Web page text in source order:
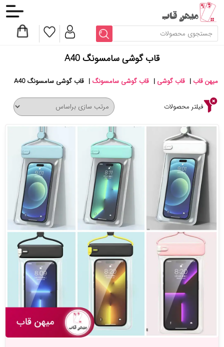
قاب گوشی سامسونگ A40
میهن قاب | قاب گوشی | قاب گوشی سامسونگ | قاب گوشی سامسونگ A40
فیلتر محصولات